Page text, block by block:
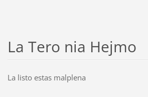
La Tero nia Hejmo
La listo estas malplena